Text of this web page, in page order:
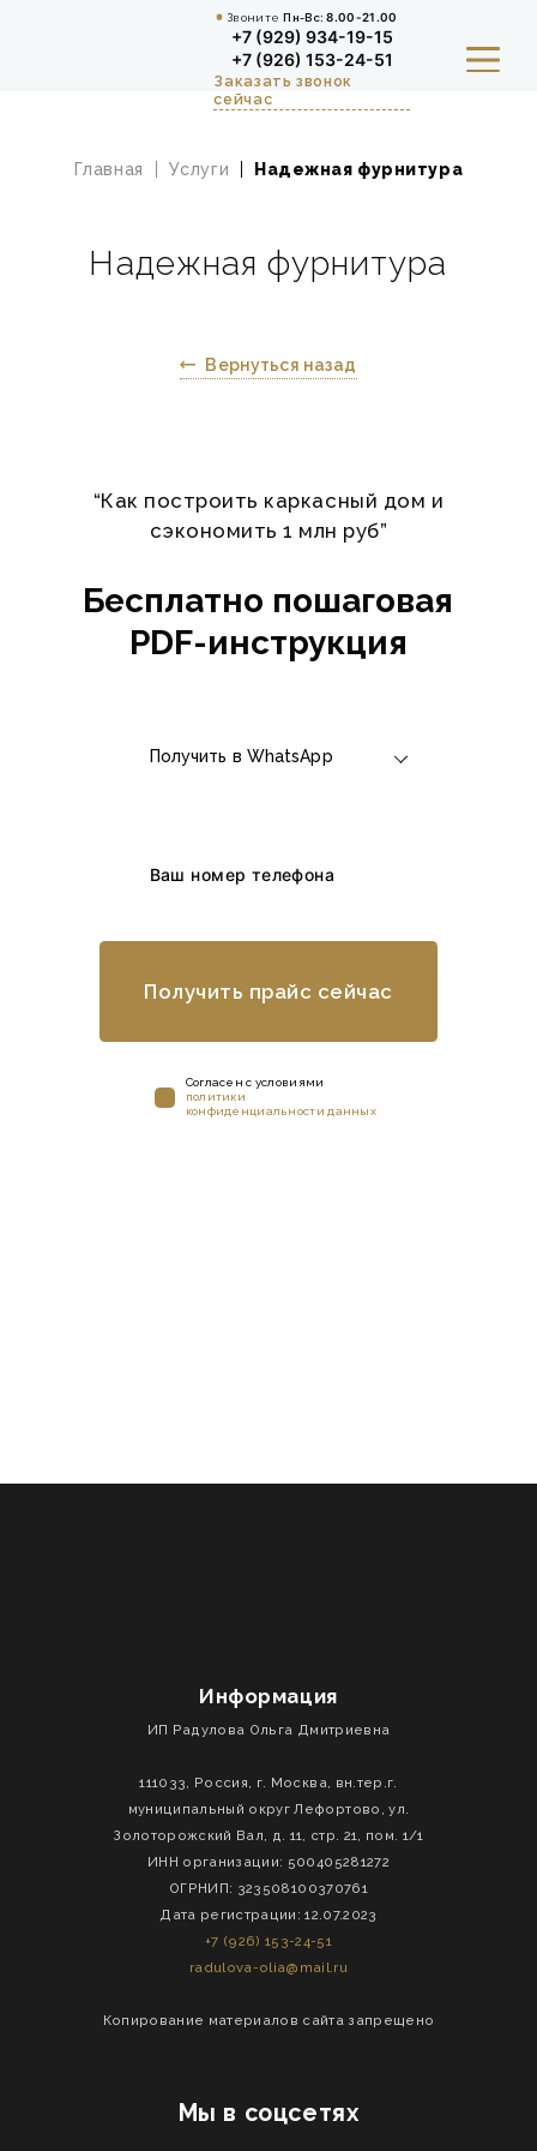
ЗвонитеПн-Вс:8.00-21.00
+7 (929) 934-19-15
+7 (926) 153-24-51
Заказать звонок
сейчас
О НАС
КУХНИ И СТОЛОВАЯ ЗОНА
ВЫЗВАТЬ ДИЗАЙНЕРА
Главная Услуги Надежная фурнитура
Надежная фурнитура
Вернуться назад
“Как построить каркасный дом и
сэкономить 1 млн руб”
Бесплатно пошаговая
PDF-инструкция
Получить в WhatsApp
Получить прайс сейчас
Cогласен с условиями
политики
конфиденциальности данных
Мы в соцсетях
Информация
ИП Радулова Ольга Дмитриевна
111033, Россия, г. Москва, вн.тер.г.
муниципальный округ Лефортово, ул.
Золоторожский Вал, д. 11, стр. 21, пом. 1/1
ИНН организации: 500405281272
ОГРНИП: 323508100370761
Дата регистрации: 12.07.2023
+7 (926) 153-24-51
radulova-olia@mail.ru
Копирование материалов сайта запрещено